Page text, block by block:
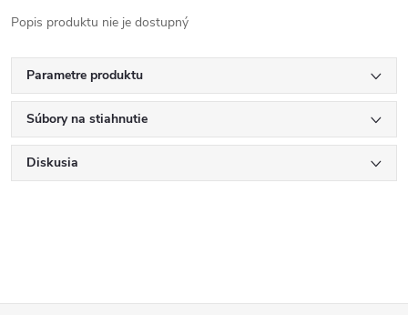
Popis produktu nie je dostupný
Parametre produktu
Súbory na stiahnutie
Diskusia